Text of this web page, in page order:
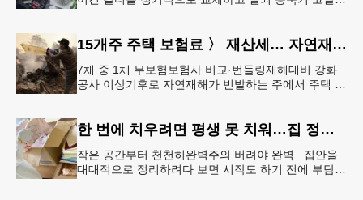
15개주 주택 보험료 〉 재산세… 자연재해 다발 지역
7채 중 1채 무보험보험사 비교·번들링재해대비 강화
공사 이상기후로 자연재해가 빈발하는 주에서 주택 보
한 번에 치우려면 평생 못 치워…집 정리 트렌드 ‘소프트 정리’
작은 공간부터 천천히완벽주의 버려야 완벽 집안을
대대적으로 정리하려다 보면 시작도 하기 전에 부담을